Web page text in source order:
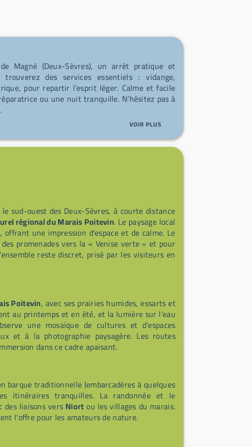
Magné (Deux-Sèvres), un arrêt pratique et
des services essentiels : vidange,
pour repartir l’esprit léger. Calme et facile
ou une nuit tranquille. N’hésitez pas à
VOIR PLUS
sud-ouest des Deux-Sèvres, à courte distance
régional du Marais Poitevin. Le paysage local
une impression d'espace et de calme. Le
promenades vers la « Venise verte » et pour
reste discret, prisé par les visiteurs en
Poitevin, avec ses prairies humides, essarts et
au printemps et en été, et la lumière sur l'eau
une mosaïque de cultures et d'espaces
et à la photographie paysagère. Les routes
dans ce cadre apaisant.
barque traditionnelle (embarcadères à quelques
itinéraires tranquilles. La randonnée et le
des liaisons versNiortou les villages du marais.
l'offre pour les amateurs de nature.